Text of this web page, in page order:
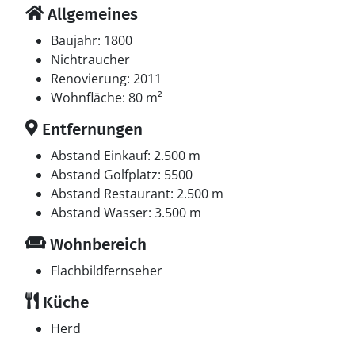
Allgemeines
Baujahr: 1800
Nichtraucher
Renovierung: 2011
Wohnfläche: 80 m²
Entfernungen
Abstand Einkauf: 2.500 m
Abstand Golfplatz: 5500
Abstand Restaurant: 2.500 m
Abstand Wasser: 3.500 m
Wohnbereich
Flachbildfernseher
Küche
Herd